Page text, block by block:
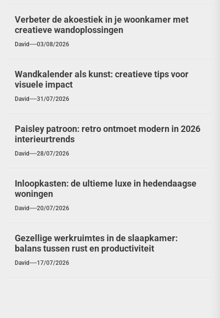
Verbeter de akoestiek in je woonkamer met
creatieve wandoplossingen
David 03/08/2026
Wandkalender als kunst: creatieve tips voor
visuele impact
David 31/07/2026
Paisley patroon: retro ontmoet modern in 2026
interieurtrends
David 28/07/2026
Inloopkasten: de ultieme luxe in hedendaagse
woningen
David 20/07/2026
Gezellige werkruimtes in de slaapkamer:
balans tussen rust en productiviteit
David 17/07/2026